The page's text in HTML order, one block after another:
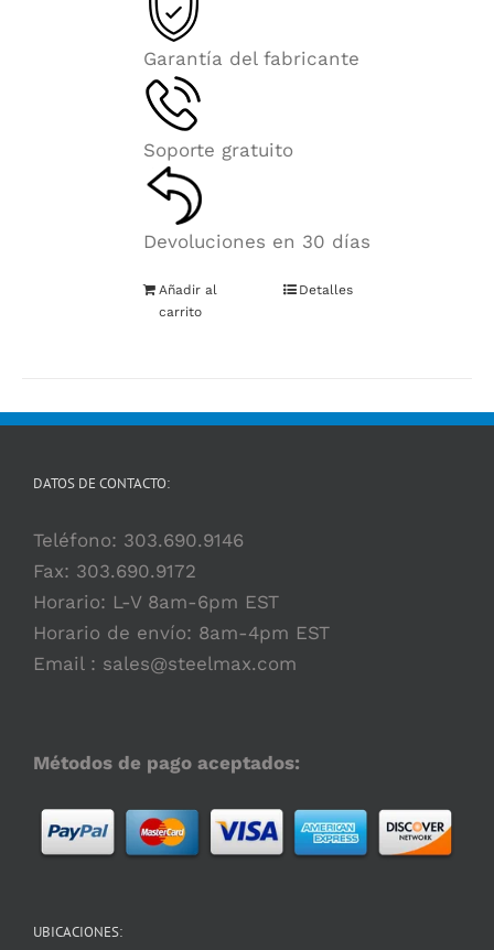
Garantía del fabricante
Soporte gratuito
Devoluciones en 30 días
Añadir al
carrito
Detalles
DATOS DE CONTACTO:
Teléfono: 303.690.9146
Fax: 303.690.9172
Horario: L-V 8am-6pm EST
Horario de envío: 8am-4pm EST
Email : sales@steelmax.com
Métodos de pago aceptados:
UBICACIONES: